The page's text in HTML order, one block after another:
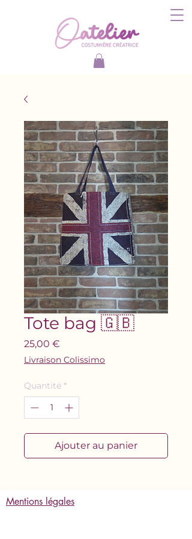
Tote bag 🇬🇧
25,00 €
Livraison Colissimo
Quantité *
Ajouter au panier
Mentions légales